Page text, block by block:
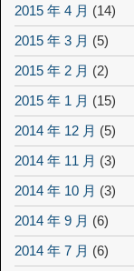
2015 年 4 月 (14)
2015 年 3 月 (5)
2015 年 2 月 (2)
2015 年 1 月 (15)
2014 年 12 月 (5)
2014 年 11 月 (3)
2014 年 10 月 (3)
2014 年 9 月 (6)
2014 年 7 月 (6)